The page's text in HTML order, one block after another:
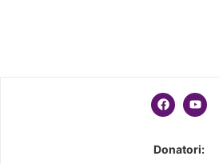
Donatori: